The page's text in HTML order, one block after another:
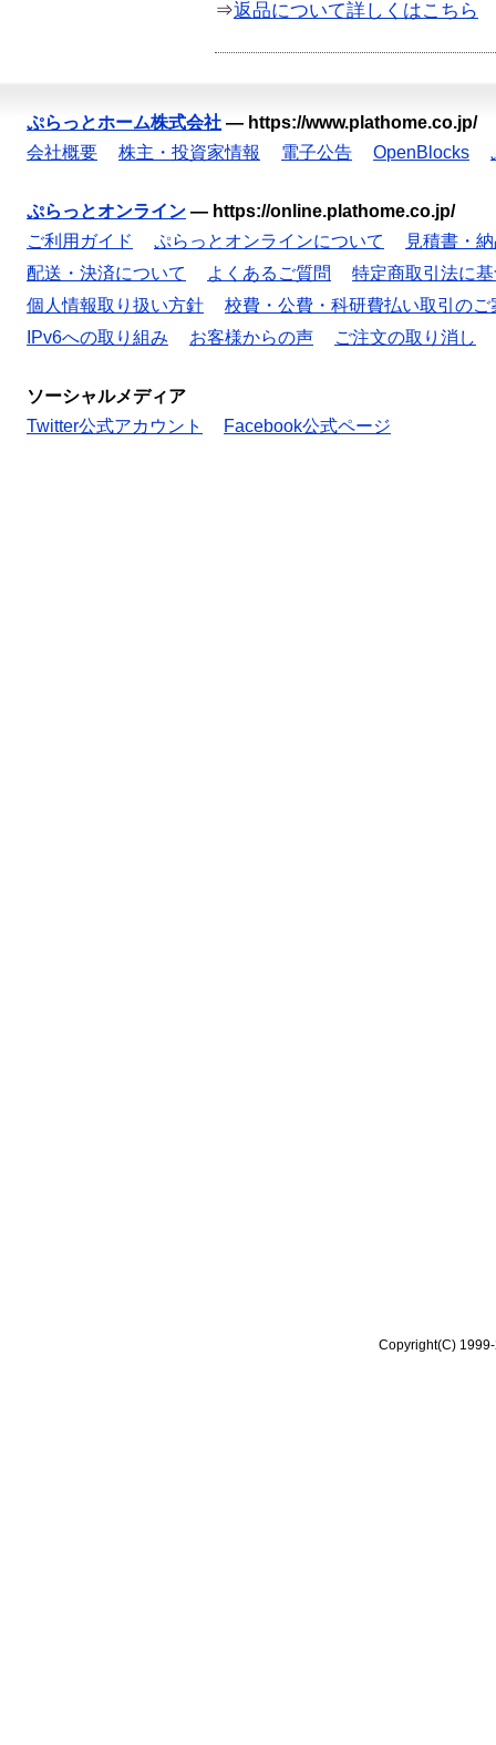
⇒返品について詳しくはこちら
ぷらっとホーム株式会社 — https://www.plathome.co.jp/
会社概要
株主・投資家情報 電子公告 OpenBlocks
ぷらっとオンライン — https://online.plathome.co.jp/
ご利用ガイド
ぷらっとオンラインについて
見積書・
配送・決済について
よくあるご質問
特定商取引法に
個人情報取り扱い方針
校費・公費・科研費払い取引のご
IPv6への取り組み
お客様からの声 ご注文の取り消し
ソーシャルメディア
Twitter公式アカウント
Facebook公式ページ
Copyright(C)